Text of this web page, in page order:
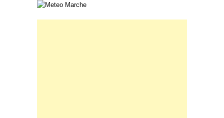
Carta meteorologica delle Marche